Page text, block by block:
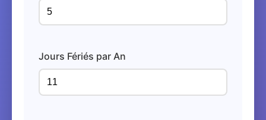
Jours Fériés par An